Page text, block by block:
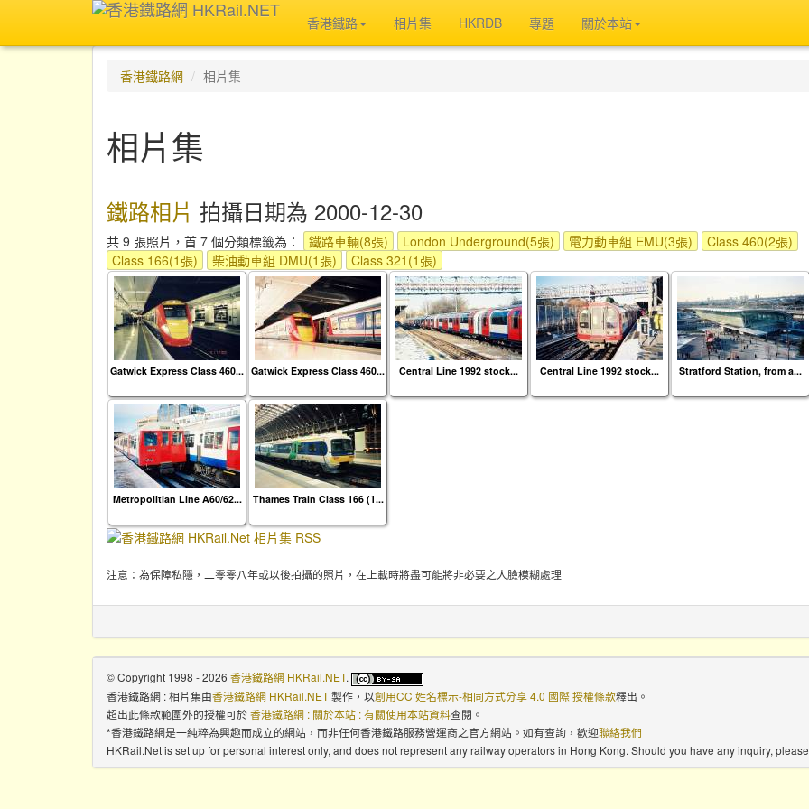
香港鐵路 相片集 HKRDB 專題 關於本站
香港鐵路網 相片集
相片集
鐵路相片 拍攝日期為 2000-12-30
共 9 張照片，首 7 個分類標籤為： 鐵路車輛(8張) London Underground(5張) 電力動車組 EMU(3張)
Class 460(2張)
Class 166(1張)
柴油動車組 DMU(1張) Class 321(1張)
Gatwick Express Class 460... Gatwick Express Class 460... Central Line 1992 stock... Central Line 1992 stock... Stratford Station, from a...
Metropolitian Line A60/62... Thames Train Class 166 (1...
注意：為保障私隱，二零零八年或以後拍攝的照片，在上載時將盡可能將非必要之人臉模糊處理
© Copyright 1998 - 2026 香港鐵路網 HKRail.NET.
香港鐵路網 : 相片集由香港鐵路網 HKRail.NET製作，以創用CC 姓名標示-相同方式分享 4.0 國際 授權條款釋出。
超出此條款範圍外的授權可於香港鐵路網 : 關於本站 : 有關使用本站資料查閱。
*香港鐵路網是一純粹為興趣而成立的網站，而非任何香港鐵路服務營運商之官方網站。如有查詢，歡迎聯絡我們
HKRail.Net is set up for personal interest only, and does not represent any railway operators in Hong Kong. Should you have any inquiry,